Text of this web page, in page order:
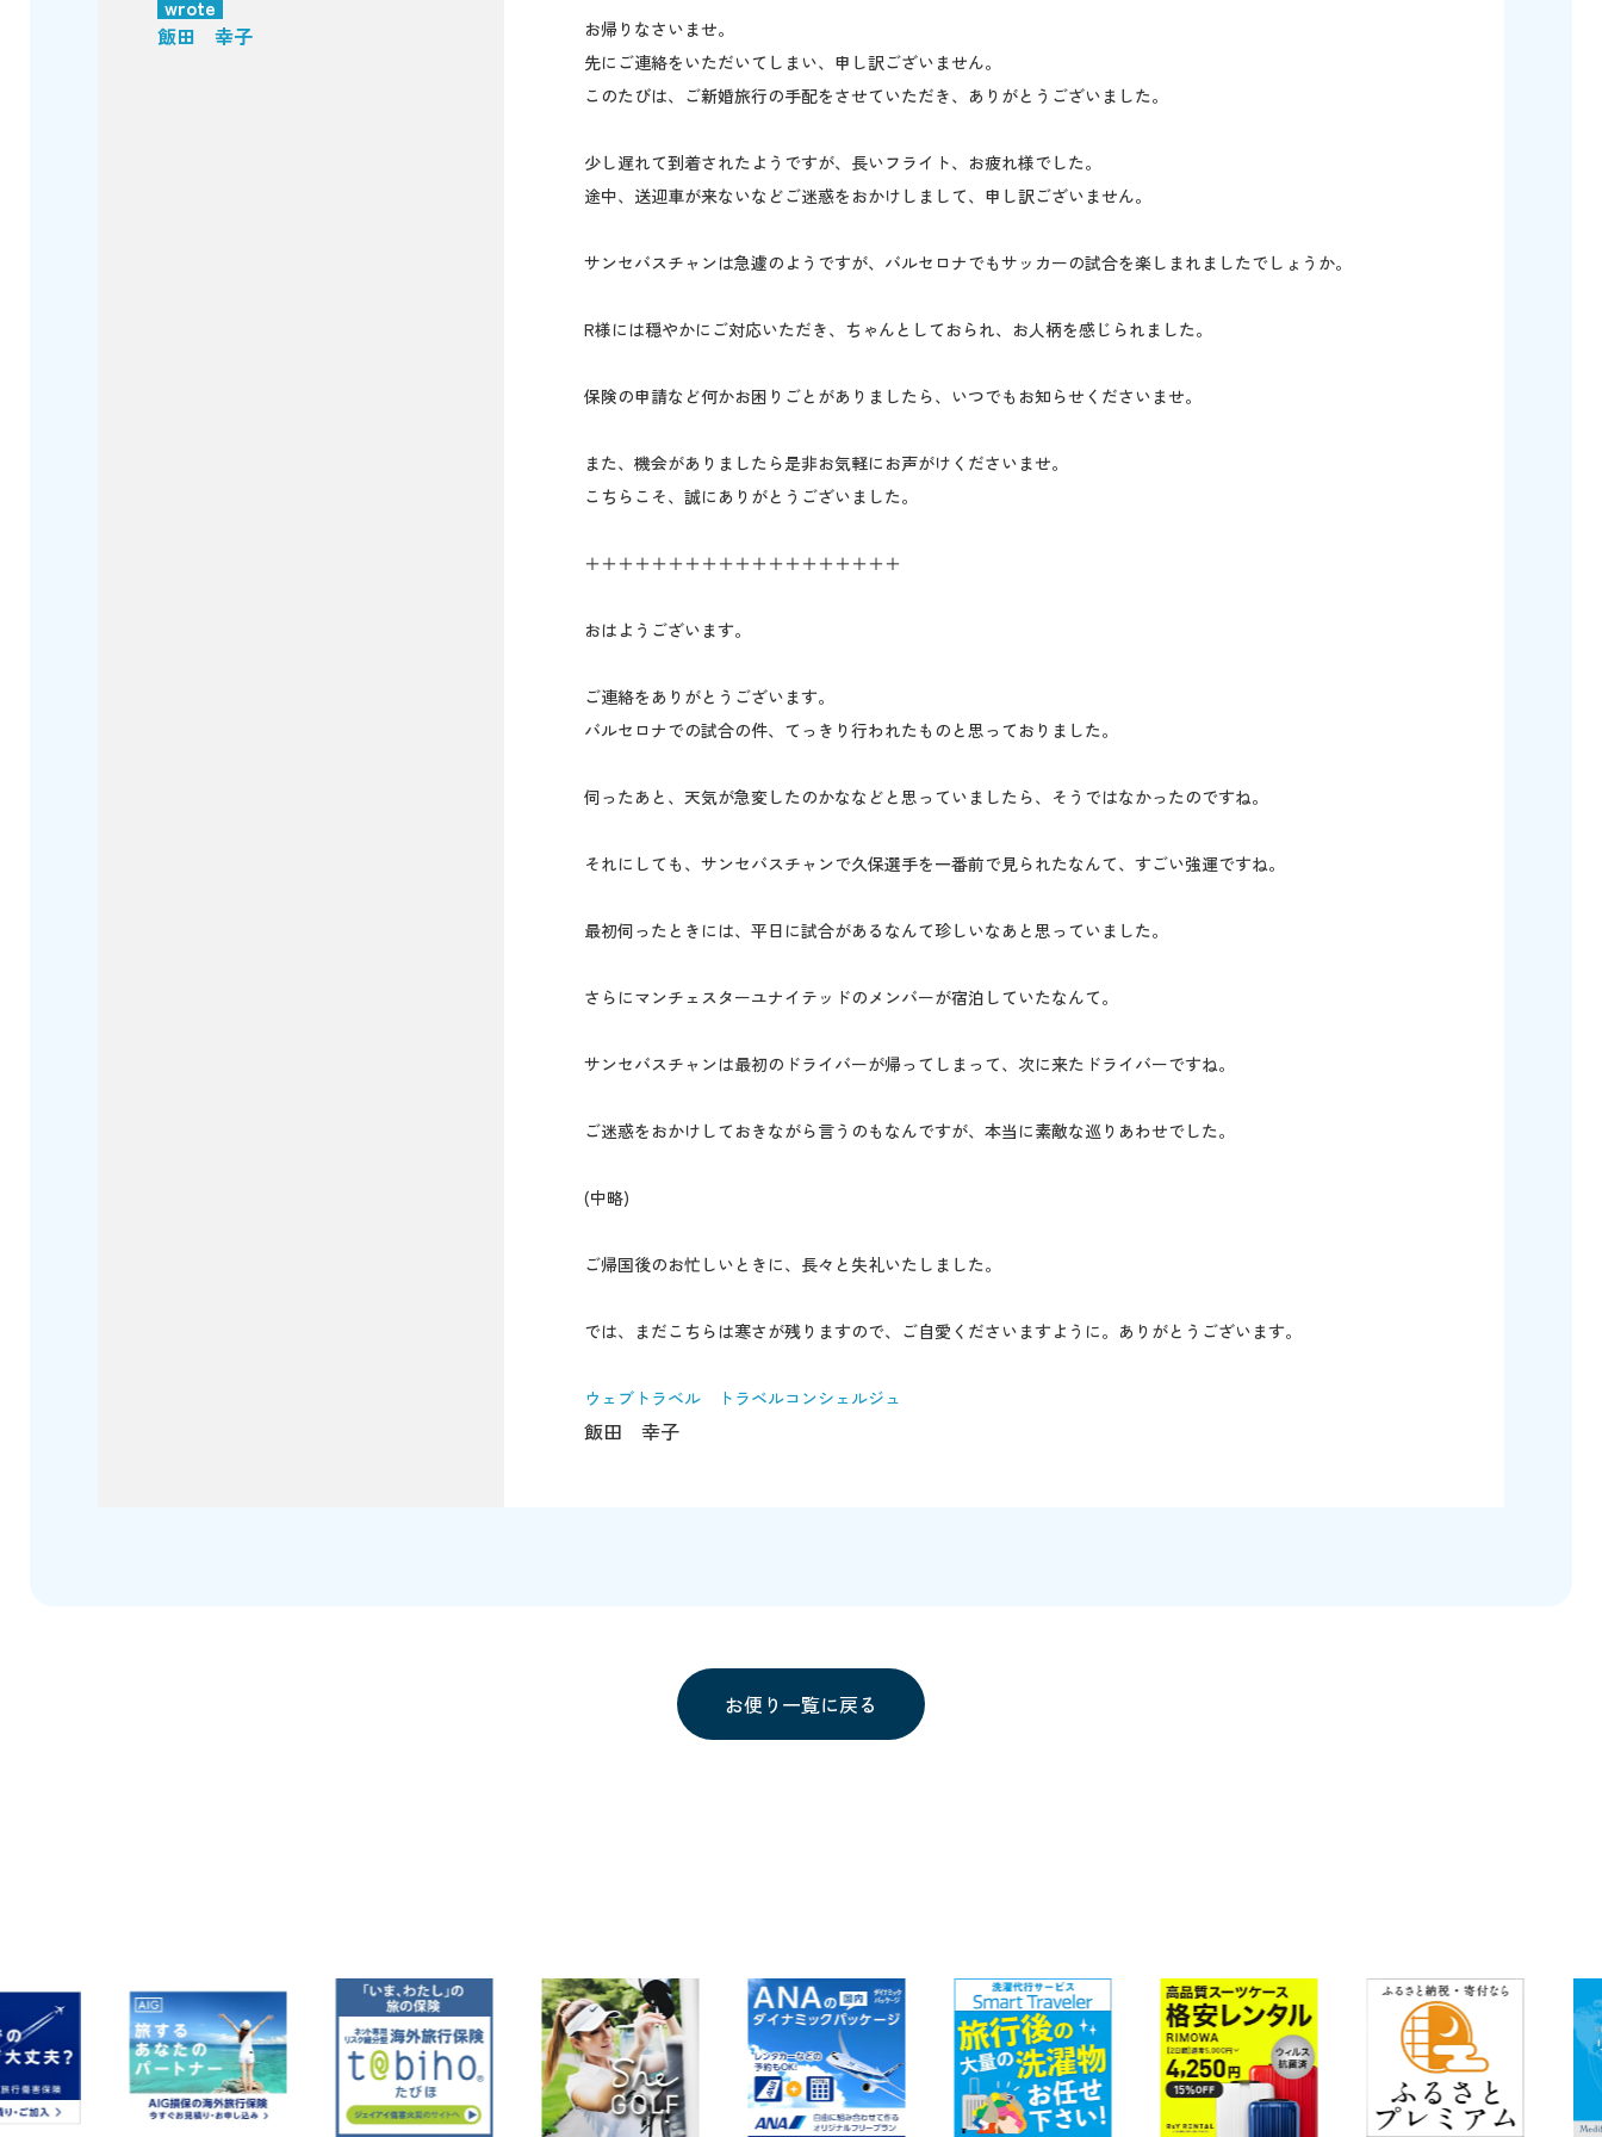
wrote
飯田 幸子
お帰りなさいませ。
先にご連絡をいただいてしまい、申し訳ございません。
このたびは、ご新婚旅行の手配をさせていただき、ありがとうございました。
少し遅れて到着されたようですが、長いフライト、お疲れ様でした。
途中、送迎車が来ないなどご迷惑をおかけしまして、申し訳ございません。
サンセバスチャンは急遽のようですが、バルセロナでもサッカーの試合を楽しまれましたでしょうか。
R様には穏やかにご対応いただき、ちゃんとしておられ、お人柄を感じられました。
保険の申請など何かお困りごとがありましたら、いつでもお知らせくださいませ。
また、機会がありましたら是非お気軽にお声がけくださいませ。
こちらこそ、誠にありがとうございました。
＋＋＋＋＋＋＋＋＋＋＋＋＋＋＋＋＋＋＋
おはようございます。
ご連絡をありがとうございます。
バルセロナでの試合の件、てっきり行われたものと思っておりました。
伺ったあと、天気が急変したのかななどと思っていましたら、そうではなかったのですね。
それにしても、サンセバスチャンで久保選手を一番前で見られたなんて、すごい強運ですね。
最初伺ったときには、平日に試合があるなんて珍しいなあと思っていました。
さらにマンチェスターユナイテッドのメンバーが宿泊していたなんて。
サンセバスチャンは最初のドライバーが帰ってしまって、次に来たドライバーですね。
ご迷惑をおかけしておきながら言うのもなんですが、本当に素敵な巡りあわせでした。
(中略)
ご帰国後のお忙しいときに、長々と失礼いたしました。
では、まだこちらは寒さが残りますので、ご自愛くださいますように。ありがとうございます。
ウェブトラベル トラベルコンシェルジュ
飯田 幸子
お便り一覧に戻る